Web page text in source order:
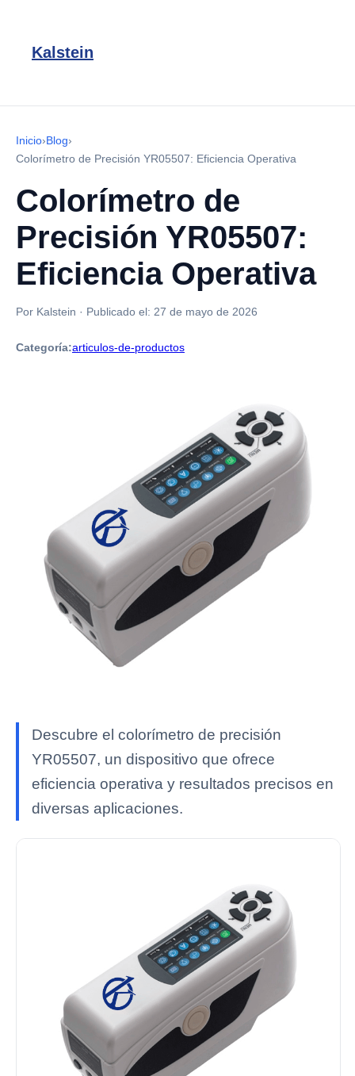
Kalstein
Inicio›Blog›
Colorímetro de Precisión YR05507: Eficiencia Operativa
Colorímetro de
Precisión YR05507:
Eficiencia Operativa
Por Kalstein · Publicado el: 27 de mayo de 2026
Categoría:articulos-de-productos
Descubre el colorímetro de precisión
YR05507, un dispositivo que ofrece
eficiencia operativa y resultados precisos en
diversas aplicaciones.